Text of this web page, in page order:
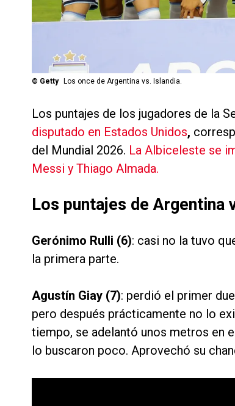
© Getty Los once de Argentina vs. Islandia.
Los puntajes de los jugadores de la
disputado en Estados Unidos,
del Mundial 2026. La Albiceleste se
Messi y Thiago Almada.
Los puntajes de Argentina
Gerónimo Rulli (6): casi no la tuvo
la primera parte.
Agustín Giay (7): perdió el primer
pero después prácticamente no lo
tiempo, se adelantó unos metros en
lo buscaron poco. Aprovechó su